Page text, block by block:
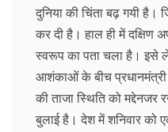
दुनिया की चिंता बढ़ गयी है।
कर दी है। हाल ही में दक्षिण
स्वरूप का पता चला है। इसे
आशंकाओं के बीच प्रधानमंत्री
की ताजा स्थिति को
बुलाई है। देश में शनिवार